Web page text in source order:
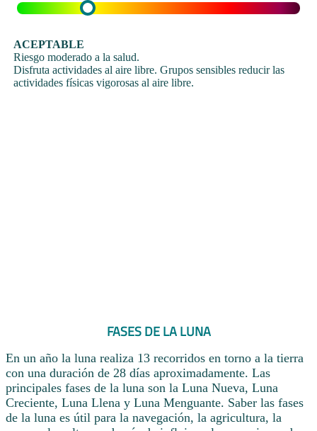
ACEPTABLE
Riesgo moderado a la salud.
Disfruta actividades al aire libre. Grupos sensibles reducir las
actividades físicas vigorosas al aire libre.
FASES DE LA LUNA
En un año la luna realiza 13 recorridos en torno a la tierra
con una duración de 28 días aproximadamente. Las
principales fases de la luna son la Luna Nueva, Luna
Creciente, Luna Llena y Luna Menguante. Saber las fases
de la luna es útil para la navegación, la agricultura, la